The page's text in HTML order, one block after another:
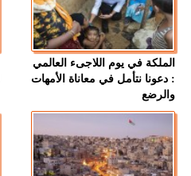
الملكة في يوم اللاجىء العالمي
: دعونا نتأمل في معاناة الأمهات
والرضع